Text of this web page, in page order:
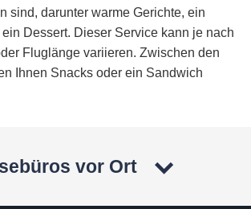
sind, darunter warme Gerichte, ein
Dessert. Dieser Service kann je nach
Fluglänge variieren. Zwischen den
Ihnen Snacks oder ein Sandwich
vor Ort